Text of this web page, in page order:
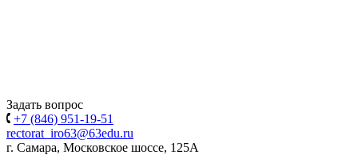
Задать вопрос
+7 (846) 951-19-51
rectorat_iro63@63edu.ru
г. Самара, Московское шоссе, 125А